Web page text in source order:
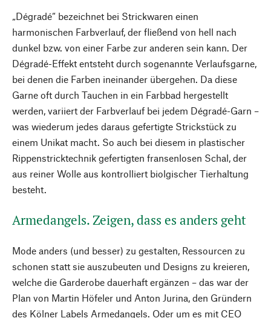
„Dégradé“ bezeichnet bei Strickwaren einen
harmonischen Farbverlauf, der fließend von hell nach
dunkel bzw. von einer Farbe zur anderen sein kann. Der
Dégradé-Effekt entsteht durch sogenannte Verlaufsgarne,
bei denen die Farben ineinander übergehen. Da diese
Garne oft durch Tauchen in ein Farbbad hergestellt
werden, variiert der Farbverlauf bei jedem Dégradé-Garn –
was wiederum jedes daraus gefertigte Strickstück zu
einem Unikat macht. So auch bei diesem in plastischer
Rippenstricktechnik gefertigten fransenlosen Schal, der
aus reiner Wolle aus kontrolliert biolgischer Tierhaltung
besteht.
Armedangels. Zeigen, dass es anders geht
Mode anders (und besser) zu gestalten, Ressourcen zu
schonen statt sie auszubeuten und Designs zu kreieren,
welche die Garderobe dauerhaft ergänzen – das war der
Plan von Martin Höfeler und Anton Jurina, den Gründern
des Kölner Labels Armedangels. Oder um es mit CEO